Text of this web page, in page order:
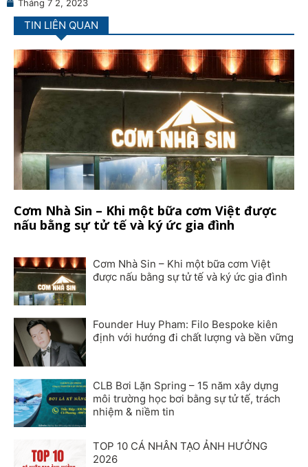
Tháng 7 2, 2023
TIN LIÊN QUAN
Cơm Nhà Sin – Khi một bữa cơm Việt được
nấu bằng sự tử tế và ký ức gia đình
Cơm Nhà Sin – Khi một bữa cơm Việt
được nấu bằng sự tử tế và ký ức gia đình
Founder Huy Pham: Filo Bespoke kiên
định với hướng đi chất lượng và bền vững
CLB Bơi Lặn Spring – 15 năm xây dựng
môi trường học bơi bằng sự tử tế, trách
nhiệm & niềm tin
TOP 10 CÁ NHÂN TẠO ẢNH HƯỞNG
2026